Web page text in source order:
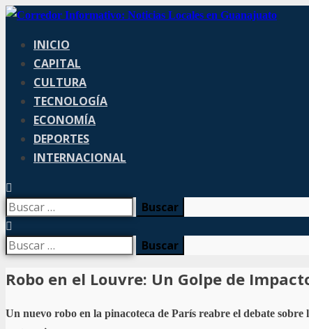
INICIO
CAPITAL
CULTURA
TECNOLOGÍA
ECONOMÍA
DEPORTES
INTERNACIONAL
Robo en el Louvre: Un Golpe de
Un nuevo robo en la pinacoteca de París reabre el debate